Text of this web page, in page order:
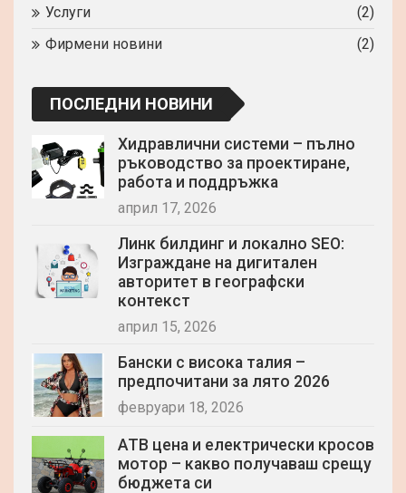
Услуги
(2)
Фирмени новини
(2)
ПОСЛЕДНИ НОВИНИ
Хидравлични системи – пълно
ръководство за проектиране,
работа и поддръжка
април 17, 2026
Линк билдинг и локално SEO:
Изграждане на дигитален
авторитет в географски
контекст
април 15, 2026
Бански с висока талия –
предпочитани за лято 2026
февруари 18, 2026
АТВ цена и електрически кросов
мотор – какво получаваш срещу
бюджета си